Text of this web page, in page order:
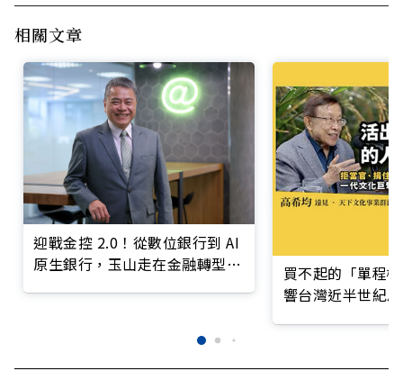
相關文章
迎戰金控 2.0！從數位銀行到 AI
原生銀行，玉山走在金融轉型最
買不起的「單程
響台灣近半世紀